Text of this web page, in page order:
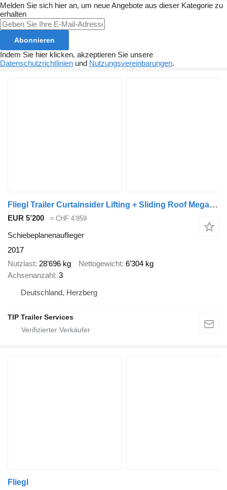
Melden Sie sich hier an, um neue Angebote aus dieser Kategorie zu
erhalten
Abonnieren
Indem Sie hier klicken, akzeptieren Sie unsere
Datenschutzrichtlinien und Nutzungsvereinbarungen.
Fliegl Trailer Curtainsider Lifting + Sliding Roof Mega
EUR 5’200
≈ CHF 4’859
Schiebeplanenauflieger
2017
Nutzlast 28’696 kg Nettogewicht 6’304 kg
Achsenanzahl 3
Deutschland, Herzberg
TIP Trailer Services
Fliegl